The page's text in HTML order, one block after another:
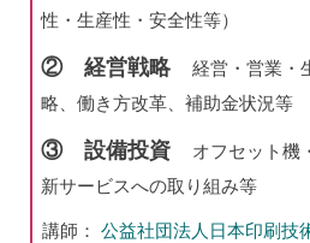
性・生産性・安全性等）
② 経営戦略
経営・営業・
略、働き方改革、補助金状況等
③ 設備投資
オフセット機
新サービスへの取り組み等
講師： 公益社団法人日本印刷技